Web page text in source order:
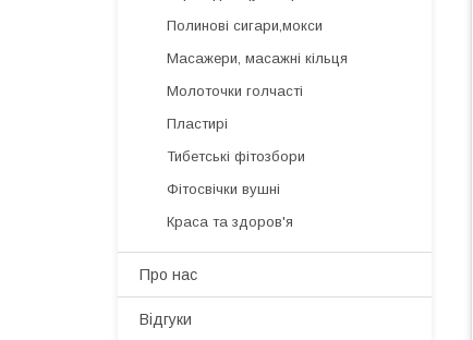
Полинові сигари,мокси
Масажери, масажні кільця
Молоточки голчасті
Пластирі
Тибетські фітозбори
Фітосвічки вушні
Краса та здоров'я
Про нас
Відгуки